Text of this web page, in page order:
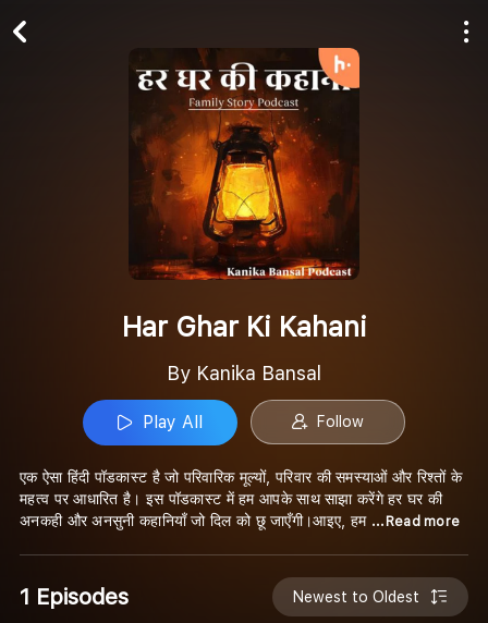
Har Ghar Ki Kahani
By Kanika Bansal
Play All Follow
एक ऐसा हिंदी पॉडकास्ट है जो परिवारिक मूल्यों, परिवार की समस्याओं और रिश्तों के
महत्व पर आधारित है। इस पॉडकास्ट में हम आपके साथ साझा करेंगे हर घर की
अनकही और अनसुनी कहानियाँ जो दिल को छू जाएँगी।आइए, हम ...Read more
1 Episodes Newest to Oldest